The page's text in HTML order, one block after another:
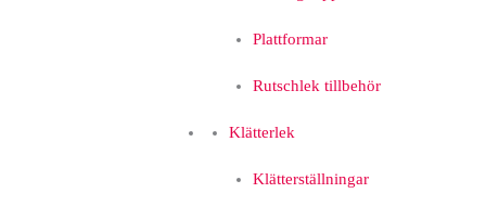
Plattformar
Rutschlek tillbehör
Klätterlek
Klätterställningar